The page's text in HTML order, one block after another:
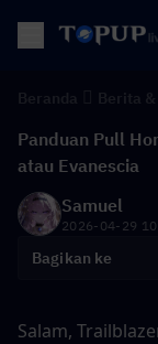
Panduan Pull
atau Evanescia
Samuel
2026-04-29
Bagikan ke
Salam,